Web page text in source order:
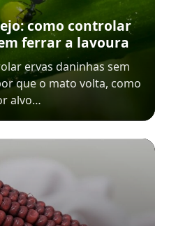
como controlar
ferrar a lavoura
ervas daninhas sem
que o mato volta, como
alvo…